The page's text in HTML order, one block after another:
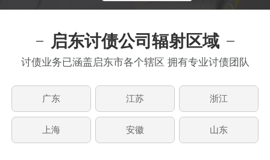
启东讨债公司辐射区域
讨债业务已涵盖启东市各个辖区 拥有专业讨债团队
广东 江苏 浙江
上海 安徽 山东